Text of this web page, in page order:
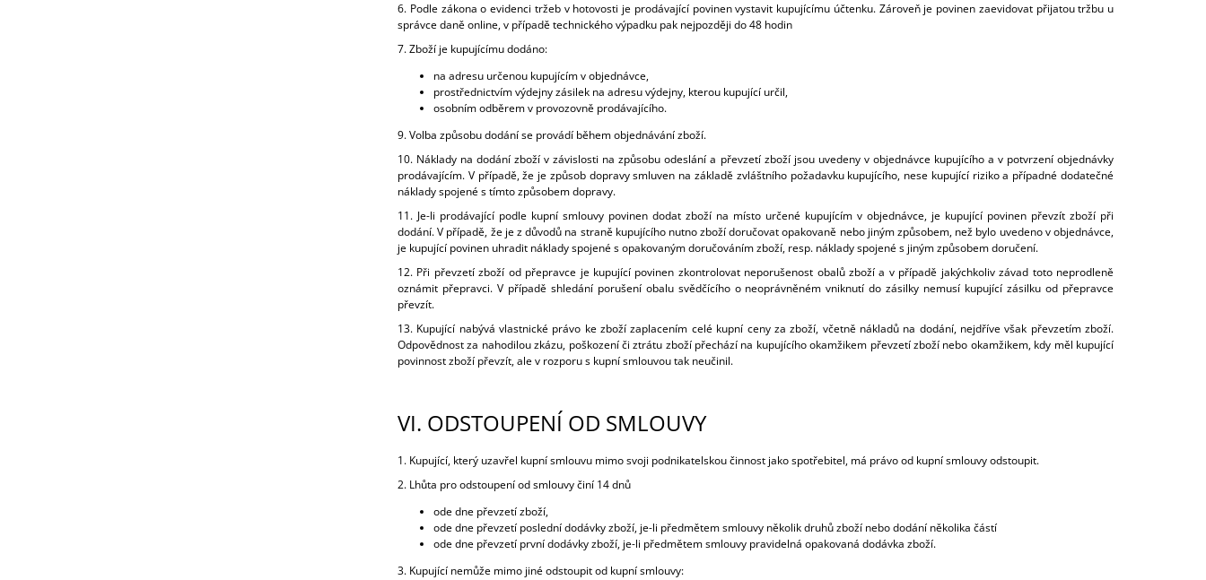
6. Podle zákona o evidenci tržeb v hotovosti je prodávající povinen vystavit kupujícímu účtenku. Zároveň je povinen zaevidovat přijatou tržbu u
správce daně online, v případě technického výpadku pak nejpozději do 48 hodin
7. Zboží je kupujícímu dodáno:
na adresu určenou kupujícím v objednávce,
prostřednictvím výdejny zásilek na adresu výdejny, kterou kupující určil,
osobním odběrem v provozovně prodávajícího.
9.Volba způsobu dodání se provádí během objednávání zboží.
10. Náklady na dodání zboží v závislosti na způsobu odeslání a převzetí zboží jsou uvedeny v objednávce kupujícího a v potvrzení objednávky
prodávajícím. V případě, že je způsob dopravy smluven na základě zvláštního požadavku kupujícího, nese kupující riziko a případné dodatečné
náklady spojené s tímto způsobem dopravy.
11. Je-li prodávající podle kupní smlouvy povinen dodat zboží na místo určené kupujícím v objednávce, je kupující povinen převzít zboží při
dodání. V případě, že je z důvodů na straně kupujícího nutno zboží doručovat opakovaně nebo jiným způsobem, než bylo uvedeno v objednávce,
je kupující povinen uhradit náklady spojené s opakovaným doručováním zboží, resp. náklady spojené s jiným způsobem doručení.
12. Při převzetí zboží od přepravce je kupující povinen zkontrolovat neporušenost obalů zboží a v případě jakýchkoliv závad toto neprodleně
oznámit přepravci. V případě shledání porušení obalu svědčícího o neoprávněném vniknutí do zásilky nemusí kupující zásilku od přepravce
převzít.
13. Kupující nabývá vlastnické právo ke zboží zaplacením celé kupní ceny za zboží, včetně nákladů na dodání, nejdříve však převzetím zboží.
Odpovědnost za nahodilou zkázu, poškození či ztrátu zboží přechází na kupujícího okamžikem převzetí zboží nebo okamžikem, kdy měl kupující
povinnost zboží převzít, ale v rozporu s kupní smlouvou tak neučinil.
VI. ODSTOUPENÍ OD SMLOUVY
1. Kupující, který uzavřel kupní smlouvu mimo svoji podnikatelskou činnost jako spotřebitel, má právo od kupní smlouvy odstoupit.
2. Lhůta pro odstoupení od smlouvy činí 14 dnů
ode dne převzetí zboží,
ode dne převzetí poslední dodávky zboží, je-li předmětem smlouvy několik druhů zboží nebo dodání několika částí
ode dne převzetí první dodávky zboží, je-li předmětem smlouvy pravidelná opakovaná dodávka zboží.
3. Kupující nemůže mimo jiné odstoupit od kupní smlouvy: